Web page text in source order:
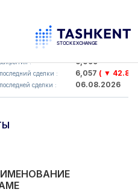
(<O'zmetkombinat> AJ)
: 6,099
сделки : 6,057( ▼ 42.88 )
сделки : 06.08.2026